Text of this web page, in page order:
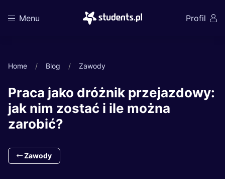
Menu Profil
Home Blog Zawody
Praca jako dróżnik przejazdowy:
jak nim zostać i ile można
zarobić?
Zawody